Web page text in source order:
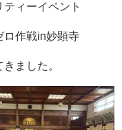
ィーイベント
ロ作戦in妙顕寺
ました。